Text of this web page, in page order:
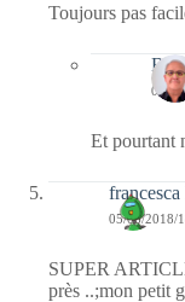
Toujours pas
06/
Et pourtant
francesca
05/06/2018/
SUPER
près ..;mon petit